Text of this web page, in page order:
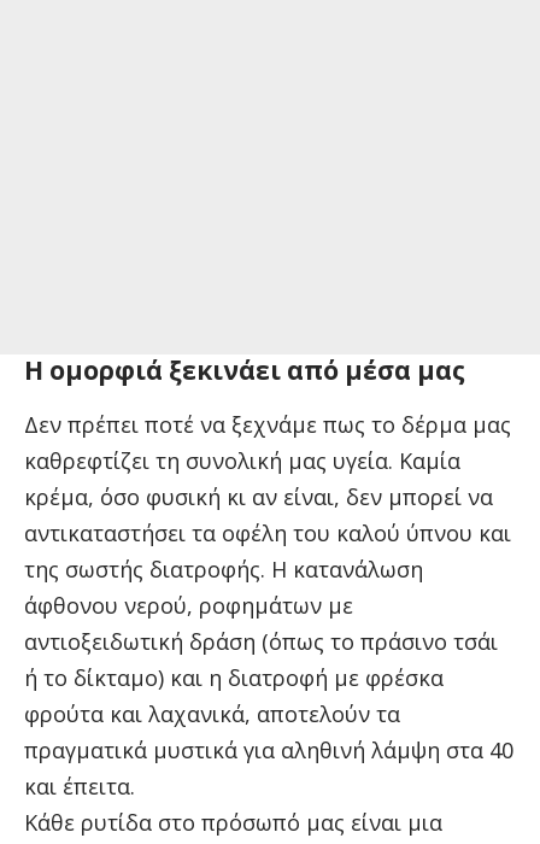
Η ομορφιά ξεκινάει από μέσα μας
Δεν πρέπει ποτέ να ξεχνάμε πως το δέρμα μας
καθρεφτίζει τη συνολική μας υγεία. Καμία
κρέμα, όσο φυσική κι αν είναι, δεν μπορεί να
αντικαταστήσει τα οφέλη του καλού ύπνου και
της σωστής διατροφής. Η κατανάλωση
άφθονου νερού, ροφημάτων με
αντιοξειδωτική δράση (όπως το πράσινο τσάι
ή το δίκταμο) και η διατροφή με φρέσκα
φρούτα και λαχανικά, αποτελούν τα
πραγματικά μυστικά για αληθινή λάμψη στα 40
και έπειτα.
Κάθε ρυτίδα στο πρόσωπό μας είναι μια